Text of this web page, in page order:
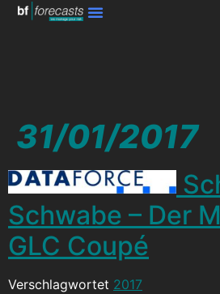
31/01/2017
Schwabe – Der
GLC Coupé
Verschlagwortet 2017